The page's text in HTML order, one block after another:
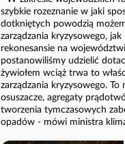
szybkie rozeznanie w jaki
dotkniętych powodzią
zarządzania kryzysowego,
rekonesansie na
postanowiliśmy udzielić
żywiołem wciąż trwa to
zarządzania kryzysowego.
osuszacze, agregaty
tworzenia tymczasowych
opadów - mówi ministra